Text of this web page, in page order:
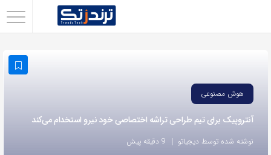
استفاده
روش‌های
زیر
هوش مصنوعی
آنتروپیک برای تیم طراحی تراشه اختصاصی خود نیرو استخدام می‌کند
نوشته شده توسط دیجیاتو 9 دقیقه پیش